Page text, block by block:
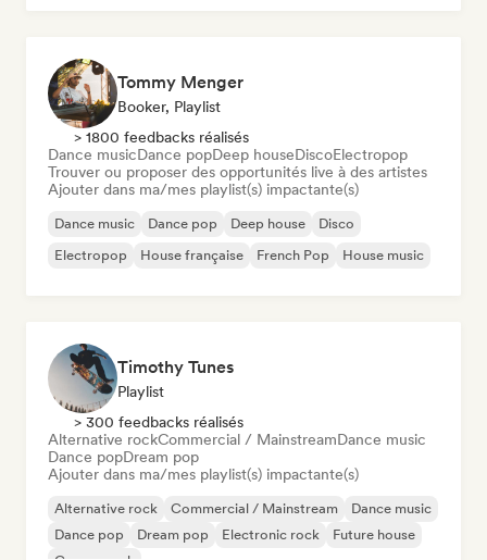
Tommy Menger
Booker, Playlist
> 1800 feedbacks réalisés
Dance musicDance popDeep houseDiscoElectropop
Trouver ou proposer des opportunités live à des artistes
Ajouter dans ma/mes playlist(s) impactante(s)
Dance music Dance pop Deep house
Disco
Electropop
House française French Pop House music
Timothy Tunes
Playlist
> 300 feedbacks réalisés
Alternative rockCommercial / MainstreamDance music
Dance popDream pop
Ajouter dans ma/mes playlist(s) impactante(s)
Alternative rock Commercial / Mainstream
Dance music
Dance pop
Dream pop Electronic rock
Future house